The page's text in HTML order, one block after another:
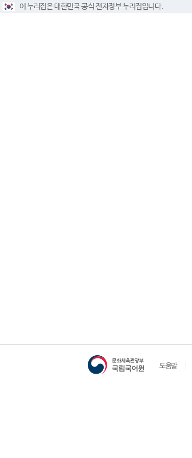
이 누리집은 대한민국 공식 전자정부 누리집입니다.
도움말